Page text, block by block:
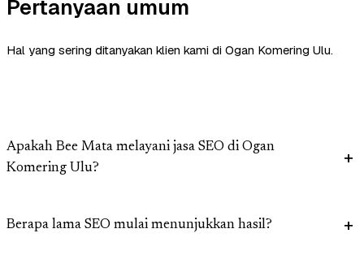
Pertanyaan umum
Hal yang sering ditanyakan klien kami di Ogan Komering Ulu.
Apakah Bee Mata melayani jasa SEO di Ogan
Komering Ulu?
Berapa lama SEO mulai menunjukkan hasil?